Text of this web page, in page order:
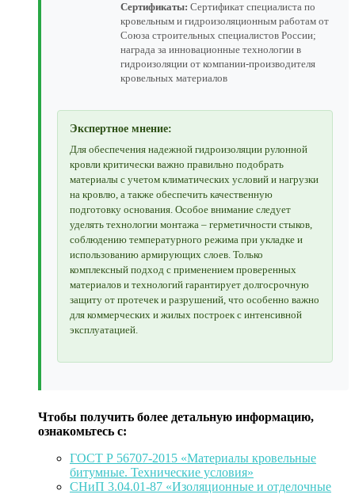
Сертификаты: Сертификат специалиста по
кровельным и гидроизоляционным работам от
Союза строительных специалистов России;
награда за инновационные технологии в
гидроизоляции от компании-производителя
кровельных материалов
Экспертное мнение:
Для обеспечения надежной гидроизоляции рулонной
кровли критически важно правильно подобрать
материалы с учетом климатических условий и нагрузки
на кровлю, а также обеспечить качественную
подготовку основания. Особое внимание следует
уделять технологии монтажа – герметичности стыков,
соблюдению температурного режима при укладке и
использованию армирующих слоев. Только
комплексный подход с применением проверенных
материалов и технологий гарантирует долгосрочную
защиту от протечек и разрушений, что особенно важно
для коммерческих и жилых построек с интенсивной
эксплуатацией.
Чтобы получить более детальную информацию,
ознакомьтесь с:
ГОСТ Р 56707-2015 «Материалы кровельные
битумные. Технические условия»
СНиП 3.04.01-87 «Изоляционные и отделочные